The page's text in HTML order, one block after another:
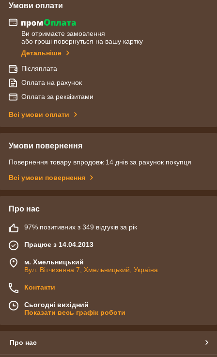
Умови оплати
Ви отримаєте замовлення
або гроші повернуться на вашу картку
Детальніше
Післяплата
Оплата на рахунок
Оплата за реквізитами
Всі умови оплати
Умови повернення
Повернення товару впродовж 14 днів за рахунок покупця
Всі умови повернення
Про нас
97% позитивних з 349 відгуків за рік
Працює з 14.04.2013
м. Хмельницький
Вул. Вітчизняна 7, Хмельницький, Україна
Контакти
Сьогодні вихідний
Показати весь графік роботи
Про нас